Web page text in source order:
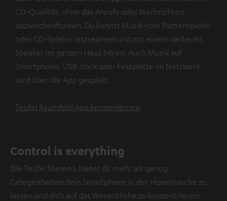
CD-Qualität, ohne das Anrufe oder Nachrichten
dazwischenfunken. Du kannst Musik vom Plattenspieler
oder CD-Spieler restreamen und mit einem weiteren
Speaker im ganzen Haus hören. Auch Musik auf
Smartphone, USB-Stick oder Festplatte im Netzwerk
wird über die App gespielt.
Teufel Raumfeld App kennenlernen
Control is everything
Die Teufel Stereo L bietet dir mehr als genug
Gelegenheiten dein Smartphone in der Hosentasche zu
lassen und dich auf das Wesentliche zu konzentrieren: